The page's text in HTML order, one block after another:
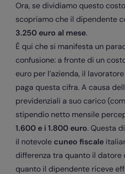
Ora, se dividiamo questo
scopriamo che il dipendente
3.250 euro al mese.
È qui che si manifesta un
confusione: a fronte di un
euro per l’azienda, il
paga questa cifra. A causa
previdenziali a suo carico
stipendio netto mensile
1.600 e i 1.800 euro. Questa
il notevole cuneo fiscale
differenza tra quanto il datore
quanto il dipendente riceve